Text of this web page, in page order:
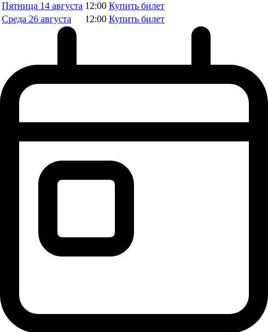
Пятница 14 августа 12:00 Купить билет
Среда 26 августа 12:00 Купить билет